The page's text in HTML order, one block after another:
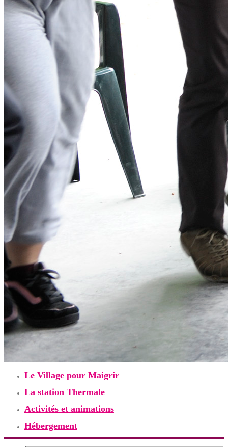
Le Village pour Maigrir
La station Thermale
Activités et animations
Hébergement